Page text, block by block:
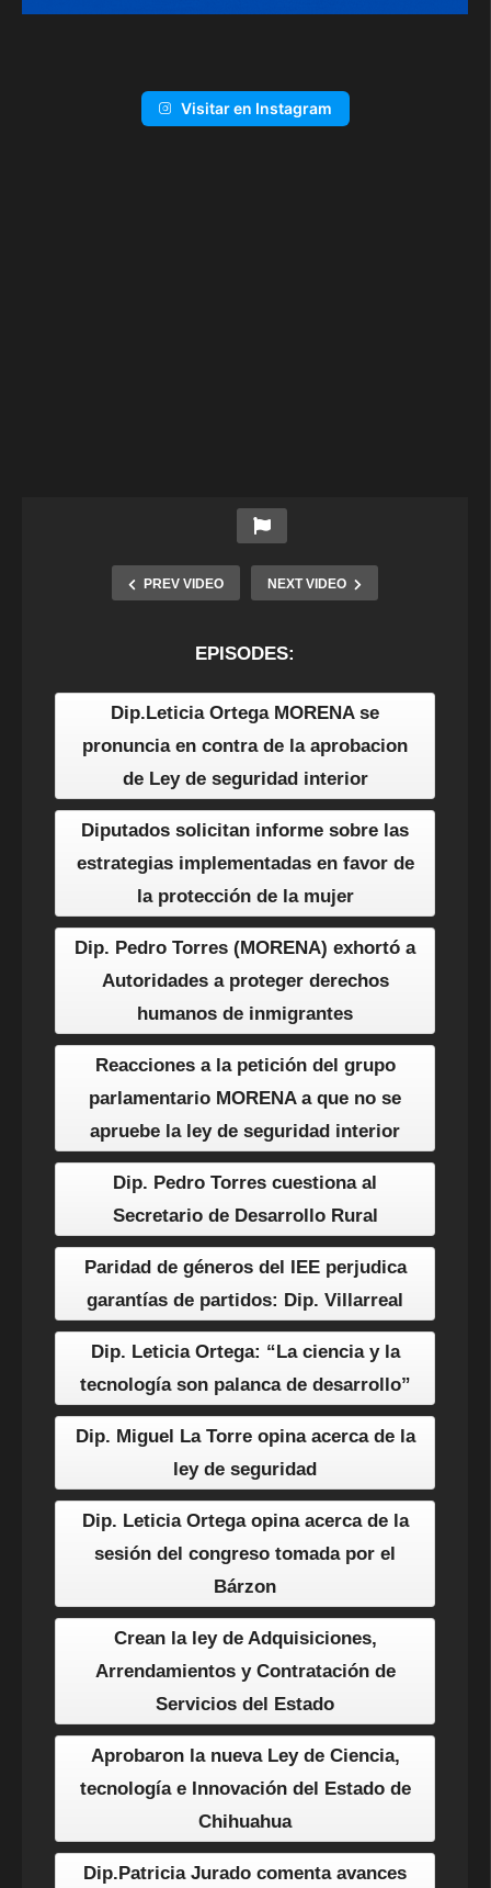
Visitar en Instagram
PREV VIDEO NEXT VIDEO
EPISODES:
Dip.Leticia Ortega MORENA se
pronuncia en contra de la aprobacion
de Ley de seguridad interior
Diputados solicitan informe sobre las
estrategias implementadas en favor de
la protección de la mujer
Dip. Pedro Torres (MORENA) exhortó a
Autoridades a proteger derechos
humanos de inmigrantes
Reacciones a la petición del grupo
parlamentario MORENA a que no se
apruebe la ley de seguridad interior
Dip. Pedro Torres cuestiona al
Secretario de Desarrollo Rural
Paridad de géneros del IEE perjudica
garantías de partidos: Dip. Villarreal
Dip. Leticia Ortega: “La ciencia y la
tecnología son palanca de desarrollo”
Dip. Miguel La Torre opina acerca de la
ley de seguridad
Dip. Leticia Ortega opina acerca de la
sesión del congreso tomada por el
Bárzon
Crean la ley de Adquisiciones,
Arrendamientos y Contratación de
Servicios del Estado
Aprobaron la nueva Ley de Ciencia,
tecnología e Innovación del Estado de
Chihuahua
Dip.Patricia Jurado comenta avances